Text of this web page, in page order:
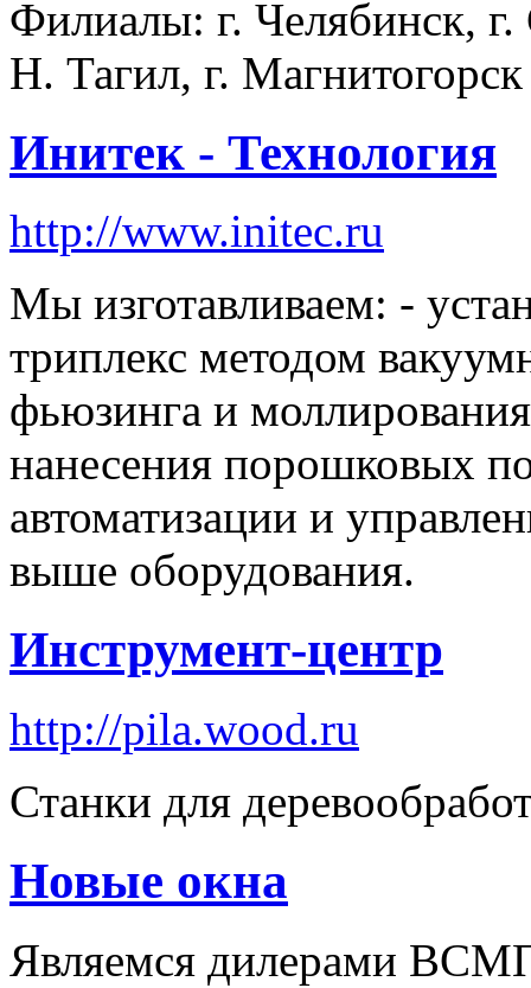
Филиалы: г. Челябинск, г.
Н. Тагил, г. Магнитогорск
Инитек - Технология
http://www.initec.ru
Мы изготавливаем: -
триплекс методом
фьюзинга и
нанесения порошковых
автоматизации и
выше оборудования.
Инструмент-центр
http://pila.wood.ru
Станки для
Новые окна
Являемся дилерами